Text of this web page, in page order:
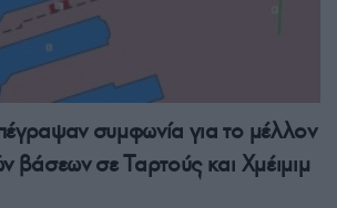
συμφωνία για το μέλλον
βάσεων σε Ταρτούς και Χμέιμιμ